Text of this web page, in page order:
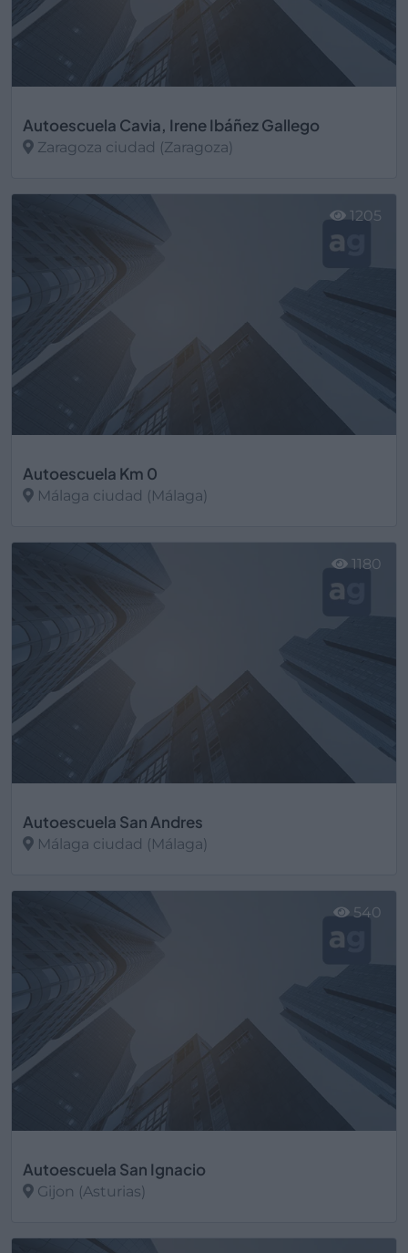
Autoescuela Cavia, Irene Ibáñez Gallego
Zaragoza ciudad (Zaragoza)
Autoescuela Km 0
Málaga ciudad (Málaga)
1205
Autoescuela San Andres
Málaga ciudad (Málaga)
1180
Autoescuela San Ignacio
Gijon (Asturias)
540